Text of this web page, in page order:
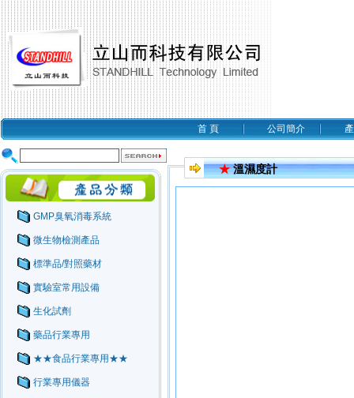
首 頁 公司簡介
GMP臭氧消毒系統
微生物檢測產品
標準品/對照藥材
實驗室常用設備
生化試劑
藥品行業專用
★★食品行業專用★★
行業專用儀器
★溫濕度計